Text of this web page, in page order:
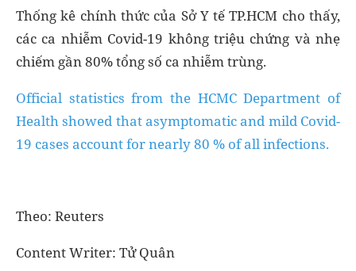
Thống kê chính thức của Sở Y tế TP.HCM cho thấy,
các ca nhiễm Covid-19 không triệu chứng và nhẹ
chiếm gần 80% tổng số ca nhiễm trùng.
Official statistics from the HCMC Department of
Health showed that asymptomatic and mild Covid-
19 cases account for nearly 80 % of all infections.
Theo: Reuters
Content Writer: Tử Quân